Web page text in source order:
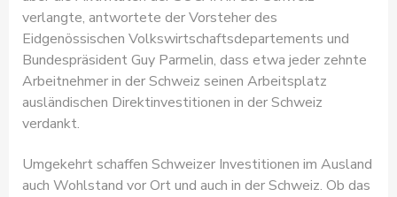
verlangte, antwortete der Vorsteher des
Eidgenössischen Volkswirtschaftsdepartements und
Bundespräsident Guy Parmelin, dass etwa jeder zehnte
Arbeitnehmer in der Schweiz seinen Arbeitsplatz
ausländischen Direktinvestitionen in der Schweiz
verdankt.
Umgekehrt schaffen Schweizer Investitionen im Ausland
auch Wohlstand vor Ort und auch in der Schweiz. Ob das